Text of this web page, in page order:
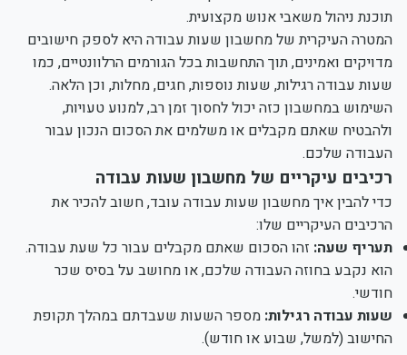
תוכנת ניהול משאבי אנוש מקצועית.
המטרה העיקרית של מחשבון שעות עבודה היא לספק חישובים
מדויקים ואמינים, תוך התחשבות בכל הגורמים הרלוונטיים, כמו
שעות עבודה רגילות, שעות נוספות, חגים, מחלות, וכן הלאה.
השימוש במחשבון כזה יכול לחסוך זמן רב, למנוע טעויות,
ולהבטיח שאתם מקבלים או משלמים את הסכום הנכון עבור
העבודה שלכם.
רכיבים עיקריים של מחשבון שעות עבודה
כדי להבין איך מחשבון שעות עבודה עובד, חשוב להכיר את
הרכיבים העיקריים שלו:
תעריף שעה: זהו הסכום שאתם מקבלים עבור כל שעת עבודה.
הוא נקבע בחוזה העבודה שלכם, או מחושב על בסיס שכר
חודשי.
שעות עבודה רגילות: מספר השעות שעבדתם במהלך תקופת
החישוב (למשל, שבוע או חודש).